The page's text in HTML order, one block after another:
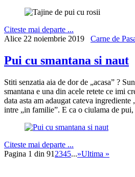
Citeste mai departe ...
Alice 22 noiembrie 2019 Carne de
Pui cu smantana si naut
Stiti senzatia aia de dor de „acasa” ?
smantana e una din acele retete ce imi
data asta am adaugat cateva ingrediente
intre „in familie”. E ca o ciulama de
Citeste mai departe ...
Pagina 1 din 91 2345...»Ultima »